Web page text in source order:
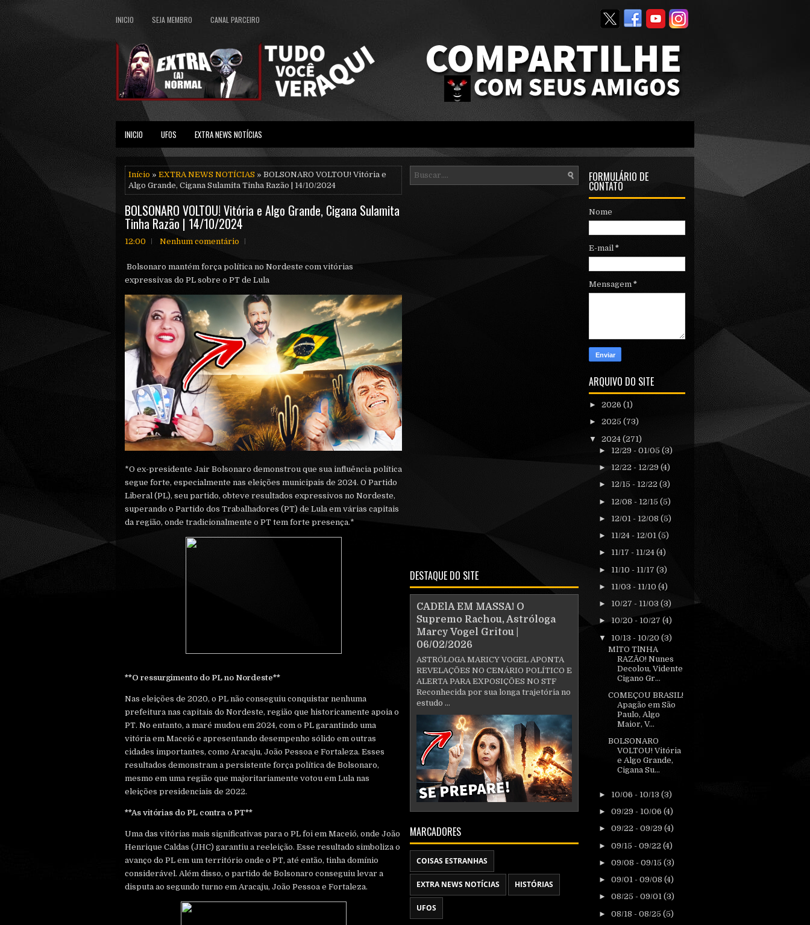
INICIO SEJA MEMBRO CANAL PARCEIRO
INICIO UFOS EXTRA NEWS NOTÍCIAS
Início » EXTRA NEWS NOTÍCIAS » BOLSONARO VOLTOU! Vitória e
Algo Grande, Cigana Sulamita Tinha Razão | 14/10/2024
BOLSONARO VOLTOU! Vitória e Algo Grande, Cigana Sulamita
Tinha Razão | 14/10/2024
12:00 Nenhum comentário
Bolsonaro mantém força política no Nordeste com vitórias
expressivas do PL sobre o PT de Lula
*O ex-presidente Jair Bolsonaro demonstrou que sua influência política
segue forte, especialmente nas eleições municipais de 2024. O Partido
Liberal (PL), seu partido, obteve resultados expressivos no Nordeste,
superando o Partido dos Trabalhadores (PT) de Lula em várias capitais
da região, onde tradicionalmente o PT tem forte presença.*
**O ressurgimento do PL no Nordeste**
Nas eleições de 2020, o PL não conseguiu conquistar nenhuma
prefeitura nas capitais do Nordeste, região que historicamente apoia o
PT. No entanto, a maré mudou em 2024, com o PL garantindo uma
vitória em Maceió e apresentando desempenho sólido em outras
cidades importantes, como Aracaju, João Pessoa e Fortaleza. Esses
resultados demonstram a persistente força política de Bolsonaro,
mesmo em uma região que majoritariamente votou em Lula nas
eleições presidenciais de 2022.
**As vitórias do PL contra o PT**
Uma das vitórias mais significativas para o PL foi em Maceió, onde João
Henrique Caldas (JHC) garantiu a reeleição. Esse resultado simboliza o
avanço do PL em um território onde o PT, até então, tinha domínio
considerável. Além disso, o partido de Bolsonaro conseguiu levar a
disputa ao segundo turno em Aracaju, João Pessoa e Fortaleza.
DESTAQUE DO SITE
CADElA EM MASSA! O
Supremo Rachou, Astróloga
Marcy Vogel Gritou |
06/02/2026
ASTRÓLOGA MARICY VOGEL APONTA
REVELAÇÕES NO CENÁRIO POLÍTICO E
ALERTA PARA EXPOSIÇÕES NO STF
Reconhecida por sua longa trajetória no
estudo ...
MARCADORES
COISAS ESTRANHAS
EXTRA NEWS NOTÍCIAS HISTÓRIAS
UFOS
FORMULÁRIO DE
CONTATO
Nome
E-mail *
Mensagem*
ARQUIVO DO SITE
► 2026 (1)
► 2025 (73)
▼ 2024 (271)
► 12/29 - 01/05 (3)
► 12/22 - 12/29 (4)
► 12/15 - 12/22 (3)
► 12/08 - 12/15 (5)
► 12/01 - 12/08 (5)
► 11/24 - 12/01 (5)
► 11/17 - 11/24 (4)
► 11/10 - 11/17 (3)
► 11/03 - 11/10 (4)
► 10/27 - 11/03 (3)
►10/20 - 10/27 (4)
▼ 10/13 - 10/20 (3)
MlTO TlNHA
RAZÃO! Nunes
Decolou, Vidente
Cigano Gr...
COMEÇOU BRASIL!
Apagão em São
Paulo, Algo
Maior, V...
BOLSONARO
VOLTOU! Vitória
e Algo Grande,
Cigana Su...
► 10/06 - 10/13 (3)
► 09/29 - 10/06 (4)
► 09/22 - 09/29 (4)
► 09/15 - 09/22 (4)
► 09/08 - 09/15 (3)
► 09/01 - 09/08 (4)
► 08/25 - 09/01 (3)
► 08/18 - 08/25 (5)